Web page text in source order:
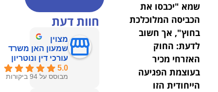
שמא "יכבסו את
הכביסה המלוכלכת
בחוץ", אך חשוב
לדעת: החוק
האזרחי מכיר
בעוצמת הפגיעה
הייחודית הזו
חוות דעת
מצוין
שמעון האן משרד
עורכי דין ונוטריון
5.0
מבוסס על 94 ביקורות